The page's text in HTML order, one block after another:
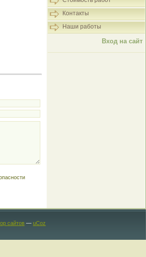
Контакты
Наши работы
Вход на сайт
сайтов — uCoz